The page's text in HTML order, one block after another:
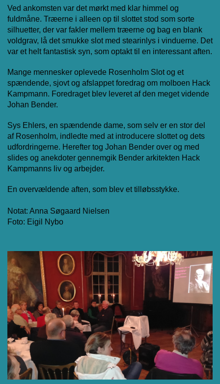
Ved ankomsten var det mørkt med klar himmel og
fuldmåne. Træerne i alleen op til slottet stod som sorte
silhuetter, der var fakler mellem træerne og bag en blank
voldgrav, lå det smukke slot med stearinlys i vinduerne. Det
var et helt fantastisk syn, som optakt til en interessant aften.
Mange mennesker oplevede Rosenholm Slot og et
spændende, sjovt og afslappet foredrag om molboen Hack
Kampmann. Foredraget blev leveret af den meget vidende
Johan Bender.
Sys Ehlers, en spændende dame, som selv er en stor del
af Rosenholm, indledte med at introducere slottet og dets
udfordringerne. Herefter tog Johan Bender over og med
slides og anekdoter gennemgik Bender arkitekten Hack
Kampmanns liv og arbejder.
En overvældende aften, som blev et tilløbsstykke.
Notat: Anna Søgaard Nielsen
Foto: Eigil Nybo